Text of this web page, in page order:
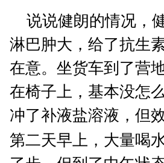
说说健朗的情况，
淋巴肿大，给了抗生
在意。坐货车到了营
在椅子上，基本没怎
冲了补液盐溶液，但
第二天早上，大量喝